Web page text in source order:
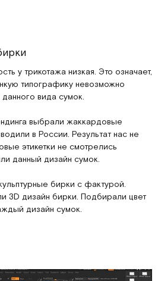
у трикотажа низкая. Это означает,
типографику невозможно
вида сумок.
выбрали жаккардовые
в России. Результат нас не
этикетки не смотрелись
данный дизайн сумок.
бирки с фактурой.
3D дизайн бирки. Подбирали цвет
дизайн сумок.